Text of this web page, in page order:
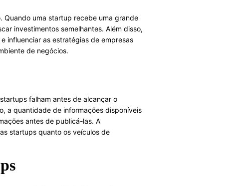
uma startup recebe uma grande
investimentos semelhantes. Além disso,
influenciar as estratégias de empresas
de negócios.
falham antes de alcançar o
a quantidade de informações disponíveis
antes de publicá-las. A
startups quanto os veículos de